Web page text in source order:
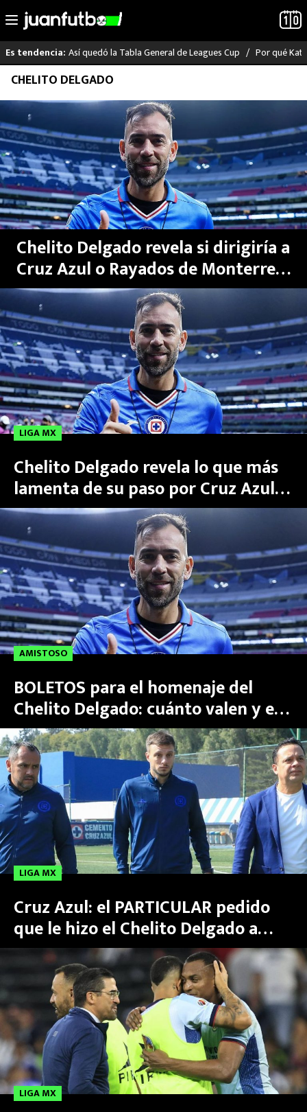
Saltar
contenido
Es tendencia: Así quedó la Tabla General de Leagues Cup Por qué
LO ÚLTIMO
LIGA MX
RAYADOS
PUMAS
ATLANTE
SELECCIÓN MEXICANA
FUTBOL INTERNACIONAL
MEXICANOS EN EL EXTRANJERO
FUTBOL ESTUFA
FÓRMULA 1
BOXEO
LIGA MX
NFL
CHELITO DELGADO
Chelito Delgado revela si dirigiría a
Cruz Azul o Rayados de Monterrey:
este sería su plan
LIGA MX
Chelito Delgado revela lo que más
lamenta de su paso por Cruz Azul
¡se vale llorar, celestes!
AMISTOSO
BOLETOS para el homenaje del
Chelito Delgado: cuánto valen y en
dónde comprarlos
LIGA MX
Cruz Azul: el PARTICULAR pedido
que le hizo el Chelito Delgado a
Martín Anselmi
LIGA MX